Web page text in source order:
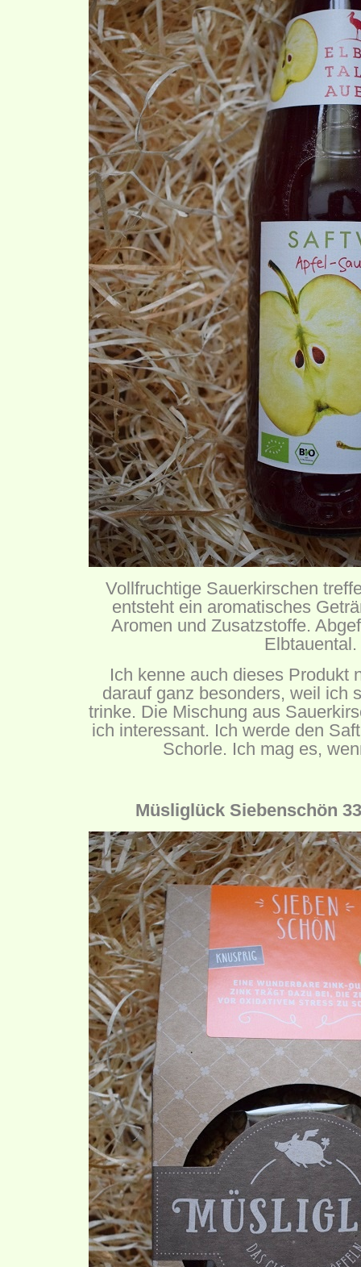
Vollfruchtige Sauerkirschen
entsteht ein aromatisches
Aromen und Zusatzstoffe.
Elbtauental.
Ich kenne auch dieses Produkt
darauf ganz besonders, weil ich
trinke. Die Mischung aus
ich interessant. Ich werde den
Schorle. Ich mag es,
Müsliglück Siebenschön